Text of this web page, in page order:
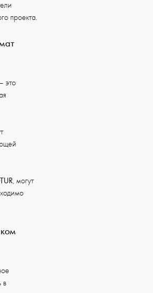
проекта.
это
, могут
в